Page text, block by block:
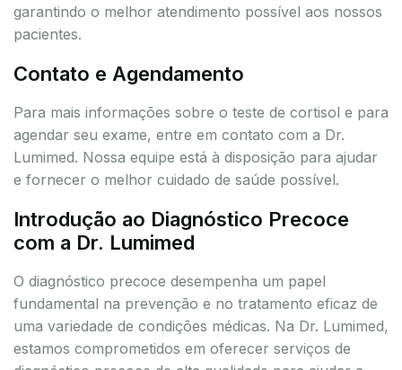
garantindo o melhor atendimento possível aos nossos
pacientes.
Contato e Agendamento
Para mais informações sobre o teste de cortisol e para
agendar seu exame, entre em contato com a Dr.
Lumimed. Nossa equipe está à disposição para ajudar
e fornecer o melhor cuidado de saúde possível.
Introdução ao Diagnóstico Precoce
com a Dr. Lumimed
O diagnóstico precoce desempenha um papel
fundamental na prevenção e no tratamento eficaz de
uma variedade de condições médicas. Na Dr. Lumimed,
estamos comprometidos em oferecer serviços de